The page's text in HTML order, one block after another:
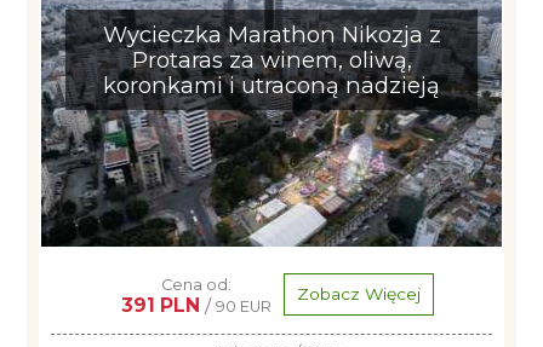
Wycieczka Marathon Nikozja z
Protaras za winem, oliwą,
koronkami i utraconą nadzieją
Cena od:
391 PLN / 90 EUR
Zobacz Więcej